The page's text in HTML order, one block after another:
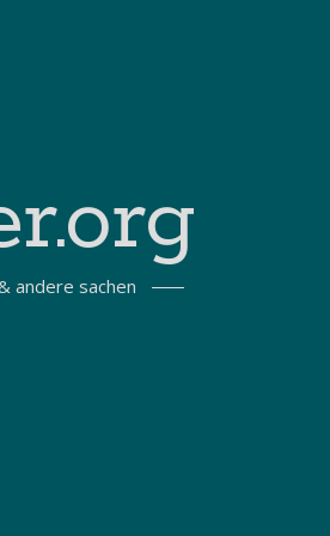
andere sachen